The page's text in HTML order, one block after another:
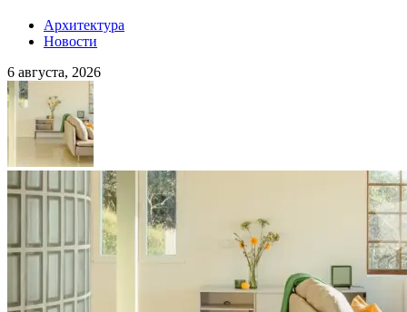
Архитектура
Новости
6 августа, 2026